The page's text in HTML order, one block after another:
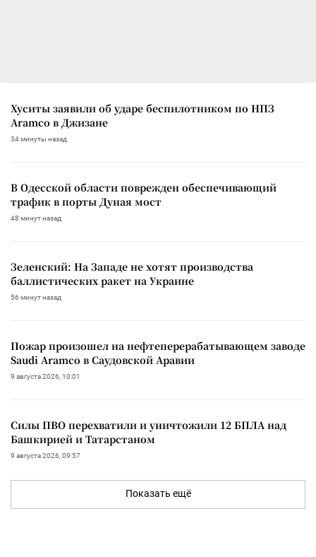
Хуситы заявили об ударе беспилотником по НПЗ
Aramco в Джизане
34 минуты назад
В Одесской области поврежден обеспечивающий
трафик в порты Дуная мост
48 минут назад
Зеленский: На Западе не хотят производства
баллистических ракет на Украине
56 минут назад
Пожар произошел на нефтеперерабатывающем заводе
Saudi Aramco в Саудовской Аравии
9 августа 2026, 10:01
Силы ПВО перехватили и уничтожили 12 БПЛА над
Башкирией и Татарстаном
9 августа 2026, 09:57
Показать ещё